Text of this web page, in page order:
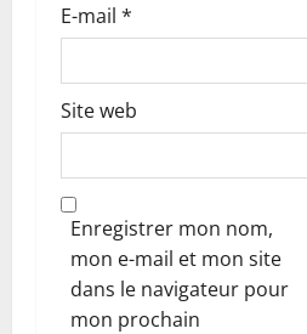
E-mail *
Site web
Enregistrer mon nom,
mon e-mail et mon site
dans le navigateur pour
mon prochain